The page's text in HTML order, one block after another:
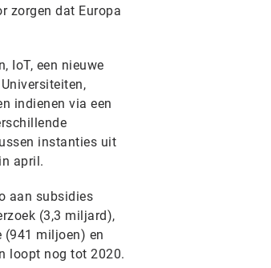
zorgen dat Europa
IoT, een nieuwe
indienen via een
instanties uit
april.
aan subsidies
(3,3 miljard),
(941 miljoen) en
loopt nog tot 2020.